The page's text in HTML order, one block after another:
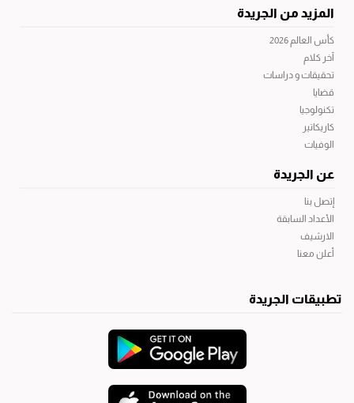
المزيد من الجريدة
كأس العالم 2026
آخر كلام
تحقيقات و دراسات
قضايا
تكنولوجيا
كاريكاتير
الوفيات
عن الجريدة
إتصل بنا
الأعداد السابقة
الارشيف
أعلن معنا
تطبيقات الجريدة